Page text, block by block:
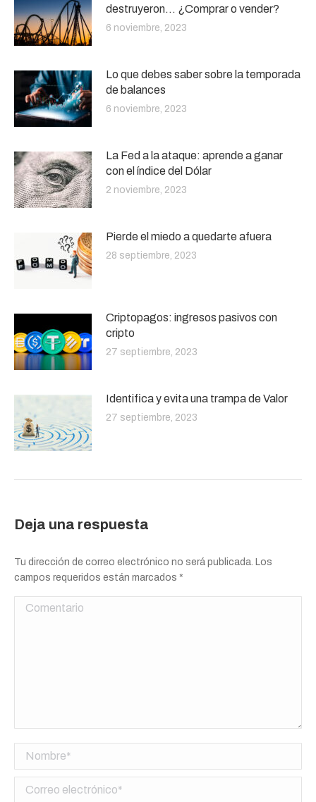
destruyeron… ¿Comprar o vender?
6 noviembre, 2023
Lo que debes saber sobre la temporada
de balances
6 noviembre, 2023
La Fed a la ataque: aprende a ganar
con el índice del Dólar
2 noviembre, 2023
Pierde el miedo a quedarte afuera
28 septiembre, 2023
Criptopagos: ingresos pasivos con
cripto
27 septiembre, 2023
Identifica y evita una trampa de Valor
27 septiembre, 2023
Deja una respuesta
Tu dirección de correo electrónico no será publicada. Los
campos requeridos están marcados *
Comentario
Nombre *
Correo electrónico *